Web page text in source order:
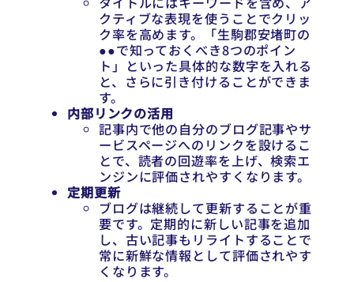
クティブな表現を使うことでクリッ
ク率を高めます。「生駒郡安堵町の
●●で知っておくべき8つのポイン
ト」といった具体的な数字を入れる
と、さらに引き付けることができま
す。
内部リンクの活用
記事内で他の自分のブログ記事やサ
ービスページへのリンクを設けるこ
とで、読者の回遊率を上げ、検索エ
ンジンに評価されやすくなります。
定期更新
ブログは継続して更新することが重
要です。定期的に新しい記事を追加
し、古い記事もリライトすることで
常に新鮮な情報として評価されやす
くなります。